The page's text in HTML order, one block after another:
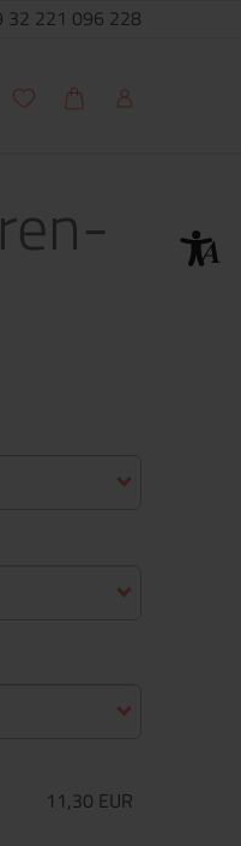
32 221 096 228
Meine Wunschliste
WarenkorbMein Account
11,30 EUR